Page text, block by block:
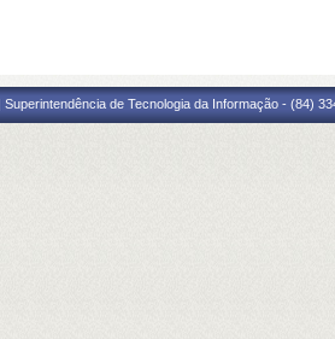
Superintendência de Tecnologia da Informação - (84)